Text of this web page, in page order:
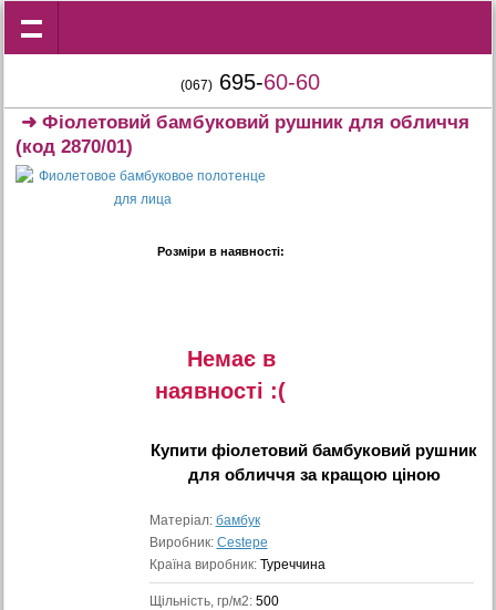
(067) 695-60-60
➜Фіолетовий бамбуковий рушник для обличчя
(код 2870/01)
Розміри в наявності:
Немає в
наявностi :(
Купитифіолетовий бамбуковий рушник
для обличчя за кращою ціною
Матеріал: бамбук
Виробник: Cestepe
Країна виробник: Туреччина
Щільність, гр/м2: 500